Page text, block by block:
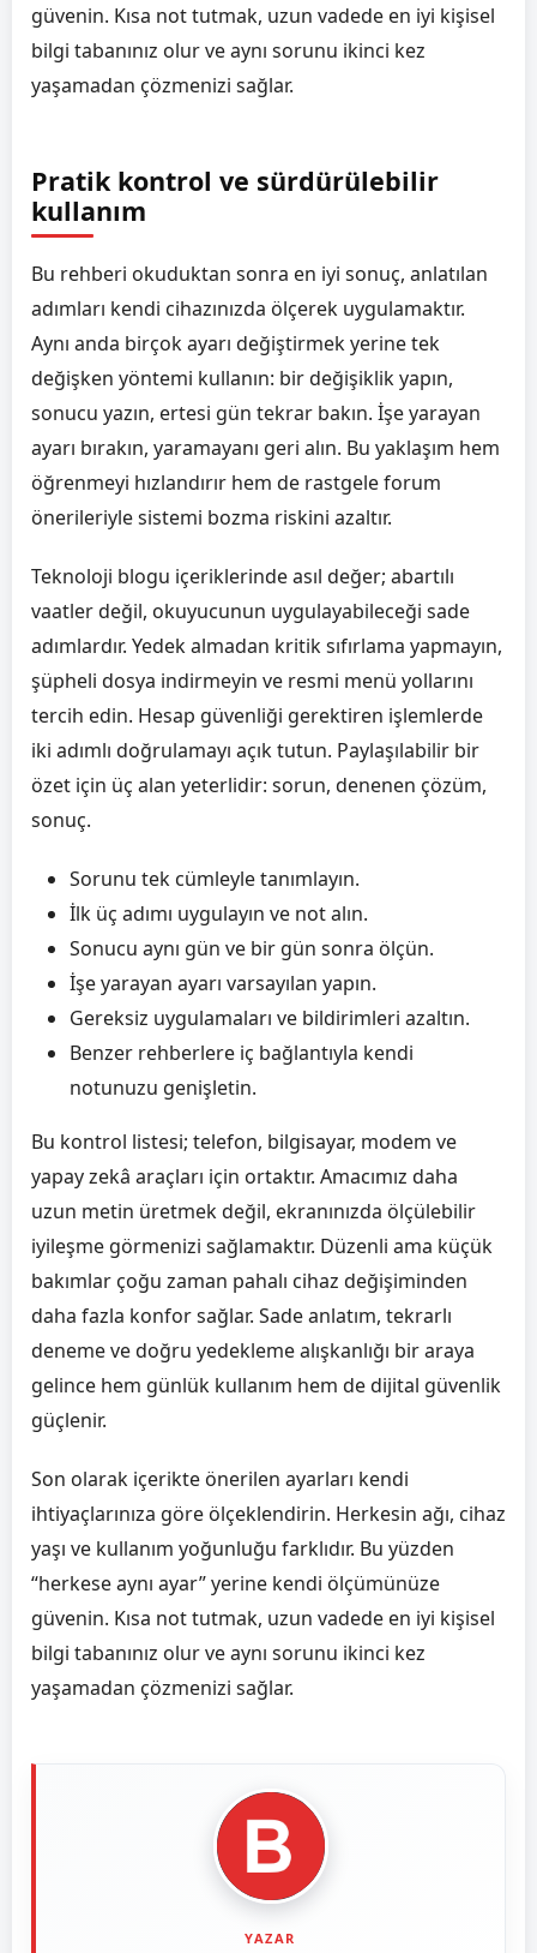
güvenin. Kısa not tutmak, uzun vadede en iyi kişisel
bilgi tabanınız olur ve aynı sorunu ikinci kez
yaşamadan çözmenizi sağlar.
Pratik kontrol ve sürdürülebilir
kullanım
Bu rehberi okuduktan sonra en iyi sonuç, anlatılan
adımları kendi cihazınızda ölçerek uygulamaktır.
Aynı anda birçok ayarı değiştirmek yerine tek
değişken yöntemi kullanın: bir değişiklik yapın,
sonucu yazın, ertesi gün tekrar bakın. İşe yarayan
ayarı bırakın, yaramayanı geri alın. Bu yaklaşım hem
öğrenmeyi hızlandırır hem de rastgele forum
önerileriyle sistemi bozma riskini azaltır.
Teknoloji blogu içeriklerinde asıl değer; abartılı
vaatler değil, okuyucunun uygulayabileceği sade
adımlardır. Yedek almadan kritik sıfırlama yapmayın,
şüpheli dosya indirmeyin ve resmi menü yollarını
tercih edin. Hesap güvenliği gerektiren işlemlerde
iki adımlı doğrulamayı açık tutun. Paylaşılabilir bir
özet için üç alan yeterlidir: sorun, denenen çözüm,
sonuç.
Sorunu tek cümleyle tanımlayın.
İlk üç adımı uygulayın ve not alın.
Sonucu aynı gün ve bir gün sonra ölçün.
İşe yarayan ayarı varsayılan yapın.
Gereksiz uygulamaları ve bildirimleri azaltın.
Benzer rehberlere iç bağlantıyla kendi
notunuzu genişletin.
Bu kontrol listesi; telefon, bilgisayar, modem ve
yapay zekâ araçları için ortaktır. Amacımız daha
uzun metin üretmek değil, ekranınızda ölçülebilir
iyileşme görmenizi sağlamaktır. Düzenli ama küçük
bakımlar çoğu zaman pahalı cihaz değişiminden
daha fazla konfor sağlar. Sade anlatım, tekrarlı
deneme ve doğru yedekleme alışkanlığı bir araya
gelince hem günlük kullanım hem de dijital güvenlik
güçlenir.
Son olarak içerikte önerilen ayarları kendi
ihtiyaçlarınıza göre ölçeklendirin. Herkesin ağı, cihaz
yaşı ve kullanım yoğunluğu farklıdır. Bu yüzden
“herkese aynı ayar” yerine kendi ölçümünüze
güvenin. Kısa not tutmak, uzun vadede en iyi kişisel
bilgi tabanınız olur ve aynı sorunu ikinci kez
yaşamadan çözmenizi sağlar.
YAZAR